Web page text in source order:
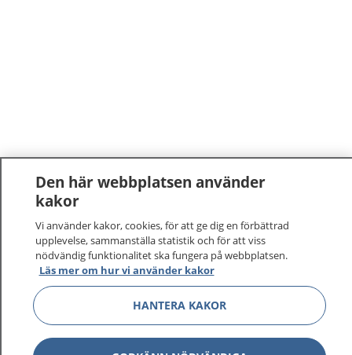
1177 –tryggt om din hälsa och vård
På 1177.se får du råd om hälsa och information om
sjukdomar och vilka mottagningar du kan kontakta.
Logga in för att läsa din journal och göra dina
vårdärenden. Ring telefonnummer 1177 för
sjukvårdsrådgivning dygnet runt.
1177 ger dig råd när du vill må bättre.
Den här webbplatsen använder
kakor
Vi använder kakor, cookies, för att ge dig en förbättrad
upplevelse, sammanställa statistik och för att viss
nödvändig funktionalitet ska fungera på webbplatsen.
Läs mer om hur vi använder kakor
HANTERA KAKOR